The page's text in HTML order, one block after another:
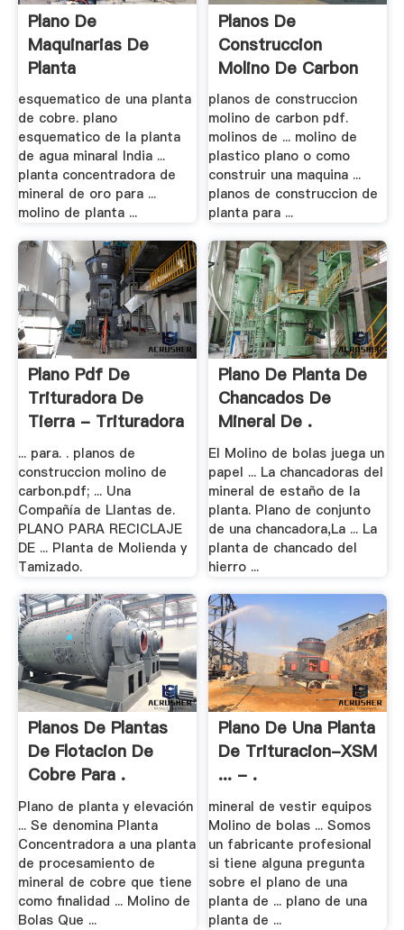
Plano De
Maquinarias De
Planta
Concentradora De .
esquematico de una planta
de cobre. plano
esquematico de la planta
de agua minaral India ...
planta concentradora de
mineral de oro para ...
molino de planta ...
Planos De
Construccion
Molino De Carbon
Pdf
planos de construccion
molino de carbon pdf.
molinos de ... molino de
plastico plano o como
construir una maquina ...
planos de construccion de
planta para ...
Plano Pdf De
Trituradora De
Tierra - Trituradora
Y .
... para. . planos de
construccion molino de
carbon.pdf; ... Una
Compañía de Llantas de.
PLANO PARA RECICLAJE
DE ... Planta de Molienda y
Tamizado.
Plano De Planta De
Chancados De
Mineral De .
El Molino de bolas juega un
papel ... La chancadoras del
mineral de estaño de la
planta. Plano de conjunto
de una chancadora,La ... La
planta de chancado del
hierro ...
Planos De Plantas
De Flotacion De
Cobre Para .
Plano de planta y elevación
... Se denomina Planta
Concentradora a una planta
de procesamiento de
mineral de cobre que tiene
como finalidad ... Molino de
Bolas Que ...
Plano De Una Planta
De Trituracion-XSM
... - .
mineral de vestir equipos
Molino de bolas ... Somos
un fabricante profesional
si tiene alguna pregunta
sobre el plano de una
planta de ... plano de una
planta de ...